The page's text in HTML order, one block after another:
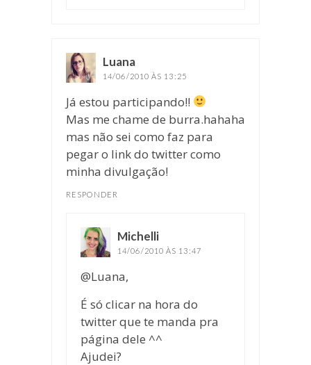
Luana
14/06/2010 ÀS 13:25
Já estou participando!!
Mas me chame de burra.hahaha
mas não sei como faz para
pegar o link do twitter como
minha divulgação!
RESPONDER
Michelli
14/06/2010 ÀS 13:47
@Luana,
É só clicar na hora do
twitter que te manda pra
página dele ^^
Ajudei?